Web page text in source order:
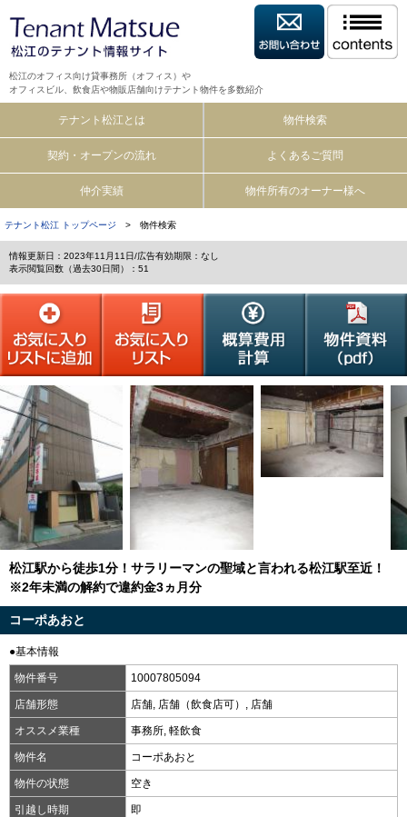
松江のオフィス向け貸事務所（オフィス）や
オフィスビル、飲食店や物販店舗向けテナント物件を多数紹介
テナント松江とは 物件検索
契約・オープンの流れ よくあるご質問
仲介実績 物件所有のオーナー様へ
テナント松江 トップページ > 物件検索
情報更新日：2023年11月11日/広告有効期限：なし
表示閲覧回数（過去30日間）：51
松江駅から徒歩1分！サラリーマンの聖域と言われる松江駅至近！
※2年未満の解約で違約金3ヵ月分
コーポあおと
●基本情報
物件番号 10007805094
店舗形態 店舗, 店舗（飲食店可）, 店舗
オススメ業種 事務所, 軽飲食
物件名 コーポあおと
物件の状態 空き
引越し時期 即